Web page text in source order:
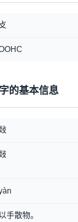
的基本信息
手散物。